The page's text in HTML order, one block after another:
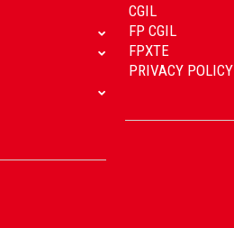
CGIL
FP CGIL
FPXTE
PRIVACY POLICY